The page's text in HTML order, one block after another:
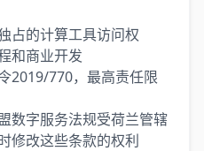
占的计算工具访问权
和商业开发
2019/770，最高责任限
数字服务法规受荷兰管辖
修改这些条款的权利